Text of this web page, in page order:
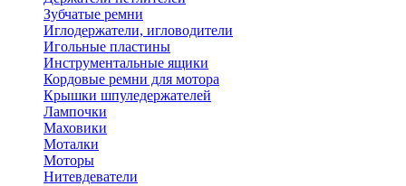
Зубчатые ремни
Иглодержатели, игловодители
Игольные пластины
Инструментальные ящики
Кордовые ремни для мотора
Крышки шпуледержателей
Лампочки
Маховики
Моталки
Моторы
Нитевдеватели